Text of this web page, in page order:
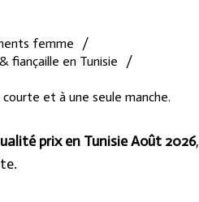
femme
/
fiançaille en Tunisie
/
et à une seule manche.
prix en Tunisie Août 2026,